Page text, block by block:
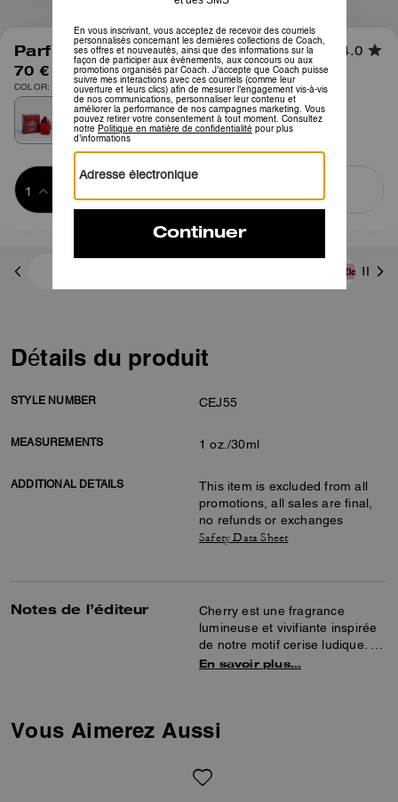
1/2
Parfum Cerise 30 ml 4.0
70 €
COLOR: Multi
panier
Détails du produit
STYLE NUMBER CEJ55
MEASUREMENTS 1 oz./30ml
ADDITIONAL DETAILS
This item is excluded from all
promotions, all sales are final,
no refunds or exchanges
Safety Data Sheet
Notes de l’éditeur
Cherry est une fragrance
lumineuse et vivifiante inspirée
de notre motif cerise ludique. Ce
parfum joyeux s’ouvre sur des
italienne et du poivre rose,
magnolia et de rose, avant de
En savoir plus…
Vous Aimerez Aussi